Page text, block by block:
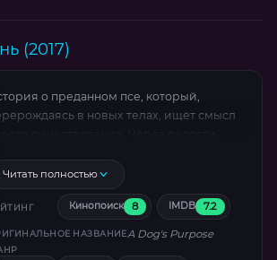
(2017)
о преданном псе, который,
в новых телах, ищет смысл
любить, спасать и находить дорогу
Трогательное путешествие, где
виляющий хвост — шаг к разгадке
тайны.
Читать полностью
Кинопоиск 8 IMDB 7.2
НАЗВАНИЕA Dog's Purpose